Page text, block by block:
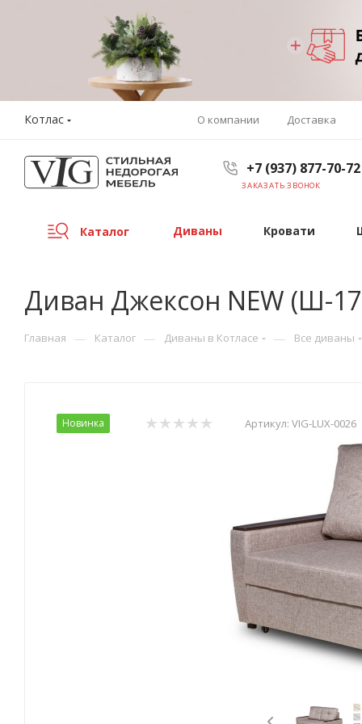
Котлас О компании Доставка
+7 (937) 877-70-72
ЗАКАЗАТЬ ЗВОНОК
Каталог Диваны Кровати
Диван Джексон NEW (Ш-
Главная — Каталог — Диваны в Котласе — Все диваны
Новинка Артикул: VIG-LUX-0026